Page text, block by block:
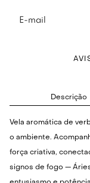
Descrição
Vela aromática de
o ambiente.
força criativa,
signos de fogo —